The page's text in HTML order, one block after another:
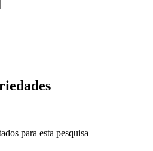
para esta pesquisa